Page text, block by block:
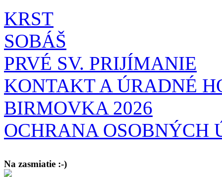
KRST
SOBÁŠ
PRVÉ SV. PRIJÍMANIE
KONTAKT A ÚRADNÉ
BIRMOVKA 2026
OCHRANA OSOBNÝCH
Na zasmiatie :-)